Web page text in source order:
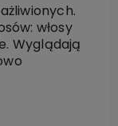
włosy
Wyglądają